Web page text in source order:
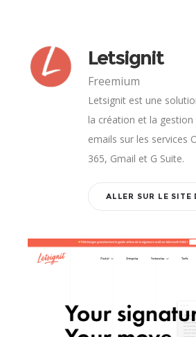
Letsignit
Freemium
Letsignit est une
la création et la gestion
emails sur les services
365, Gmail et G Suite.
ALLER SUR LE SITE